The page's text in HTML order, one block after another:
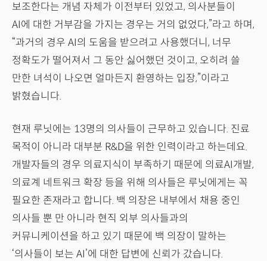
보조한다는 개념 자체가 이전부터 있었고, 의사분들이
AI에 대한 거부감을 가지는 경우는 거의 없었다,”라고 하며,
“과거의 경우 AI의 도움을 받으려고 사용했더니, 너무
정확도가 떨어져서 그 동안 싫어했던 것이고, 오히려 쓸
만한 녀석이 나오면 얼마든지 환영하는 입장,”이라고
밝혔습니다.
현재 루닛에는 13명의 의사들이 근무하고 있습니다. 진료
목적이 아니라 대부분 R&D을 위한 인력이라고 하는데요.
개발자들의 경우 의료지식이 부족하기 때문에 의료AI개발,
의료계 네트워크 확장 등을 위해 의사들은 루닛에게는 꼭
필요한 존재라고 합니다. 백 의장은 내부에서 채용 중인
의사들 뿐 만 아니라 현직 외부 의사들과의
커뮤니케이션을 하고 있기 때문에 백 의장이 말하는
‘의사들이 보는 AI’에 대한 답변에 신뢰가 갔습니다.